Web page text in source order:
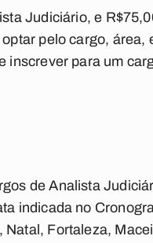
Judiciário, e
pelo cargo, área,
inscrever para um
de Analista
indicada no
Fortaleza,